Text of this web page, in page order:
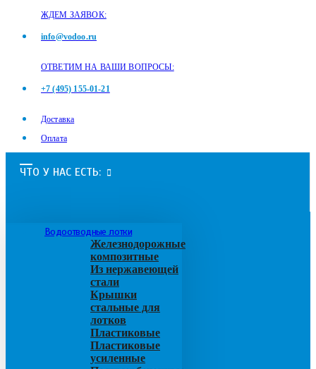
ЖДЕМ ЗАЯВОК:
info@vodoo.ru
ОТВЕТИМ НА ВАШИ ВОПРОСЫ:
+7 (495) 155-01-21
Доставка
Оплата
ЧТО У НАС ЕСТЬ:
Водоотводные лотки
Железнодорожные
композитные
Из нержавеющей
стали
Крышки
стальные для
лотков
Пластиковые
Пластиковые
усиленные